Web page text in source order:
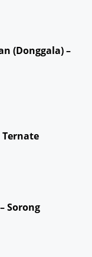
(Donggala) –
Ternate
Sorong